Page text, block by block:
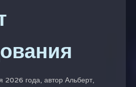
2026 года, автор Альберт,